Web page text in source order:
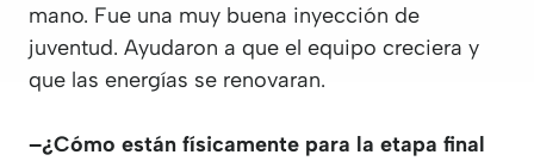
mano. Fue una muy buena inyección de
juventud. Ayudaron a que el equipo creciera y
que las energías se renovaran.
–¿Cómo están físicamente para la etapa final